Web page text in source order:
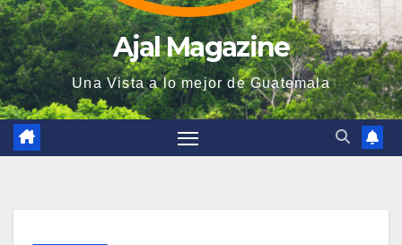
Ajal Magazine
Una Vista a lo mejor de Guatemala